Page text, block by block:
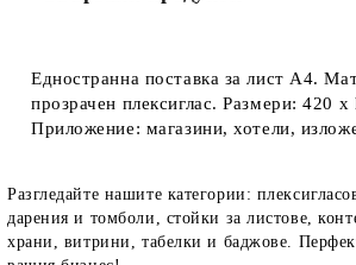
Едностранна поставка за лист А4.
прозрачен плексиглас. Размери: 420
Приложение: магазини, хотели,
Разгледайте нашите категории:
дарения и томболи, стойки за листове,
храни, витрини, табелки и баджове.